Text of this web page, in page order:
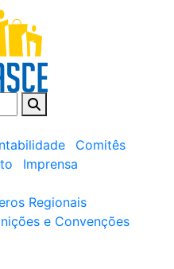
Comitês
Imprensa
Regionais
e Convenções